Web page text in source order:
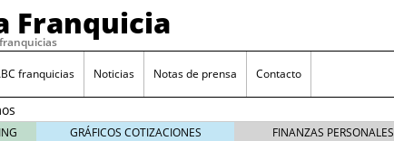
Franquicia
franquicias Noticias Notas de prensa Contacto
GRÁFICOS COTIZACIONES FINANZAS PERSONALES